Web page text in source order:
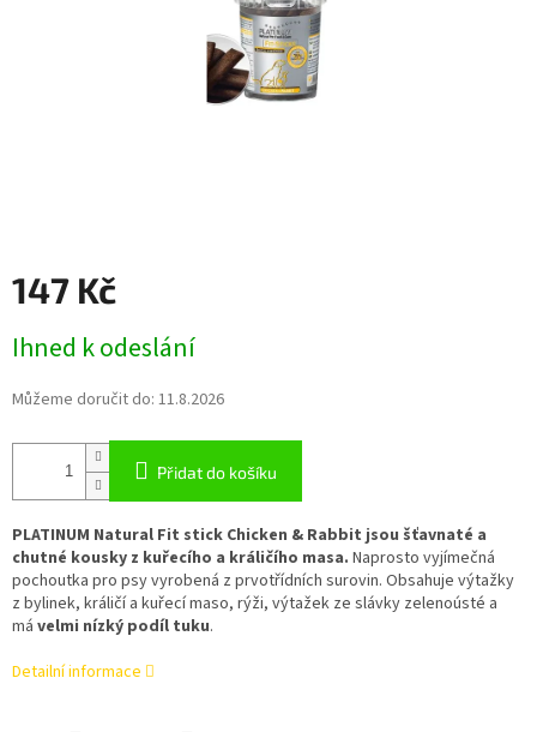
147 Kč
cena:
Ihned k odeslání
Můžeme doručit do: 11.8.2026
Přidat do košíku
PLATINUM Natural Fit stick Chicken & Rabbit jsou šťavnaté a
chutné kousky z kuřecího a králičího masa. Naprosto vyjímečná
pochoutka pro psy vyrobená z prvotřídních surovin. Obsahuje výtažky
z bylinek, králičí a kuřecí maso, rýži, výtažek ze slávky zelenoústé a
má velmi nízký podíl tuku.
Detailní informace